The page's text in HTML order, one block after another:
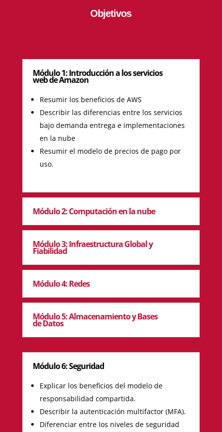
Objetivos
Módulo 1: Introducción a los servicios
web de Amazon
Resumir los beneficios de AWS
Describir las diferencias entre los servicios
bajo demanda entrega e implementaciones
en la nube
Resumir el modelo de precios de pago por
uso.
Módulo 2: Computación en la nube
Módulo 3: Infraestructura Global y
Fiabilidad
Módulo 4: Redes
Módulo 5: Almacenamiento y Bases
de Datos
Módulo 6: Seguridad
Explicar los beneficios del modelo de
responsabilidad compartida.
Describir la autenticación multifactor (MFA).
Diferenciar entre los niveles de seguridad